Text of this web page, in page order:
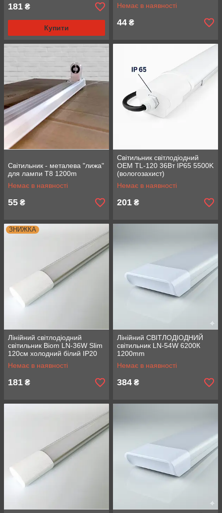
181 ₴
Купити
Немає в наявності
44 ₴
Світильник - металева "лижа"
для лампи T8 1200m
Немає в наявності
55 ₴
Світильник світлодіодний
OEM TL-120 36Вт IP65 5500K
(вологозахист)
Немає в наявності
201 ₴
ЗНИЖКА
Лінійний світлодіодний
світильник Biom LN-36W Slim
120см холодний білий IP20
220v
Немає в наявності
181 ₴
Лінійний СВІТЛОДІОДНИЙ
світильник LN-54W 6200К
1200mm
Немає в наявності
384 ₴